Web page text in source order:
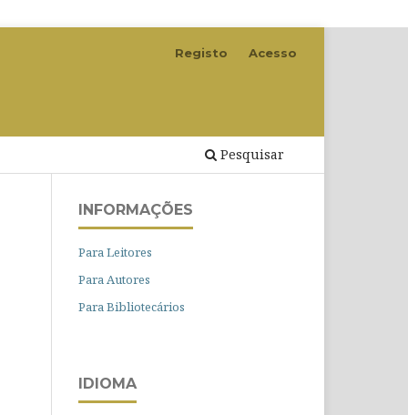
Pesquisar
Registo Acesso
INFORMAÇÕES
Para Leitores
Para Autores
Para Bibliotecários
IDIOMA